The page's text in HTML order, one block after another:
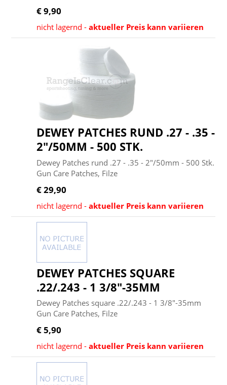
€ 9,90
nicht lagernd -aktueller Preis kann variieren
DEWEY PATCHES RUND .27 - .35 -
2"/50MM - 500 STK.
Dewey Patches rund .27 - .35 - 2"/50mm - 500 Stk.
Gun Care Patches, Filze
€ 29,90
nicht lagernd -aktueller Preis kann variieren
DEWEY PATCHES SQUARE
.22/.243 - 1 3/8"-35MM
Dewey Patches square .22/.243 - 1 3/8"-35mm
Gun Care Patches, Filze
€ 5,90
nicht lagernd -aktueller Preis kann variieren